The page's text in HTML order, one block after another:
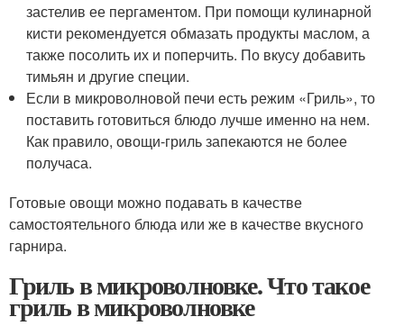
застелив ее пергаментом. При помощи кулинарной
кисти рекомендуется обмазать продукты маслом, а
также посолить их и поперчить. По вкусу добавить
тимьян и другие специи.
Если в микроволновой печи есть режим «Гриль», то
поставить готовиться блюдо лучше именно на нем.
Как правило, овощи-гриль запекаются не более
получаса.
Готовые овощи можно подавать в качестве
самостоятельного блюда или же в качестве вкусного
гарнира.
Гриль в микроволновке. Что такое
гриль в микроволновке